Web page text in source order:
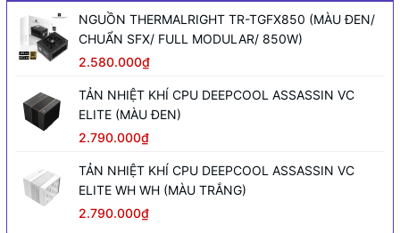
NGUỒN THERMALRIGHT TR-TGFX850 (MÀU ĐEN/
CHUẨN SFX/ FULL MODULAR/ 850W)
2.580.000₫
TẢN NHIỆT KHÍ CPU DEEPCOOL ASSASSIN VC
ELITE (MÀU ĐEN)
2.790.000₫
TẢN NHIỆT KHÍ CPU DEEPCOOL ASSASSIN VC
ELITE WH WH (MÀU TRẮNG)
2.790.000₫